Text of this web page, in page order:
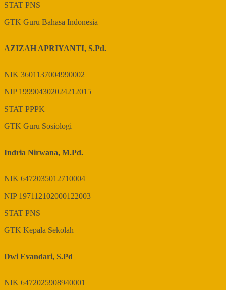
STAT PNS
GTK Guru Bahasa Indonesia
AZIZAH APRIYANTI, S.Pd.
NIK 3601137004990002
NIP 199904302024212015
STAT PPPK
GTK Guru Sosiologi
Indria Nirwana, M.Pd.
NIK 6472035012710004
NIP 197112102000122003
STAT PNS
GTK Kepala Sekolah
Dwi Evandari, S.Pd
NIK 6472025908940001